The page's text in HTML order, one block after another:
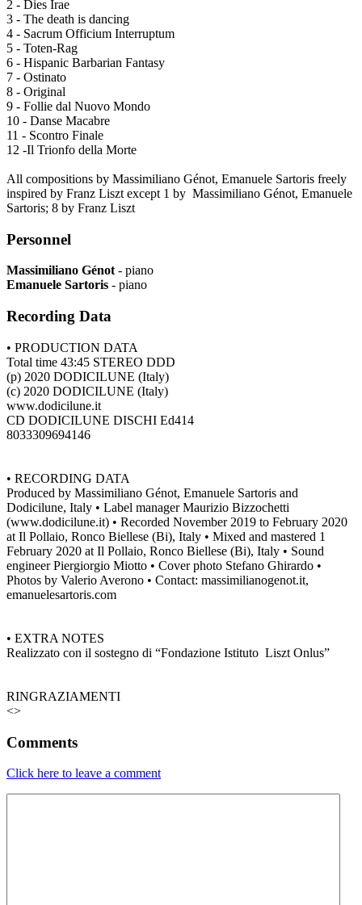
2 - Dies Irae
3 - The death is dancing
4 - Sacrum Officium Interruptum
5 - Toten-Rag
6 - Hispanic Barbarian Fantasy
7 - Ostinato
8 - Original
9 - Follie dal Nuovo Mondo
10 - Danse Macabre
11 - Scontro Finale
12 -Il Trionfo della Morte
All compositions by Massimiliano Génot, Emanuele Sartoris freely
inspired by Franz Liszt except 1 by Massimiliano Génot, Emanuele
Sartoris; 8 by Franz Liszt
Personnel
Massimiliano Génot- piano
Emanuele Sartoris - piano
Recording Data
• PRODUCTION DATA
Total time 43:45 STEREO DDD
(p) 2020 DODICILUNE (Italy)
(c) 2020 DODICILUNE (Italy)
www.dodicilune.it
CD DODICILUNE DISCHI Ed414
8033309694146
• RECORDING DATA
Produced by Massimiliano Génot, Emanuele Sartoris and
Dodicilune, Italy • Label manager Maurizio Bizzochetti
(www.dodicilune.it) • Recorded November 2019 to February 2020
at Il Pollaio, Ronco Biellese (Bi), Italy • Mixed and mastered 1
February 2020 at Il Pollaio, Ronco Biellese (Bi), Italy • Sound
engineer Piergiorgio Miotto • Cover photo Stefano Ghirardo •
Photos by Valerio Averono • Contact: massimilianogenot.it,
emanuelesartoris.com
• EXTRA NOTES
Realizzato con il sostegno di “Fondazione Istituto Liszt Onlus”
RINGRAZIAMENTI
<>
Comments
Click here to leave a comment